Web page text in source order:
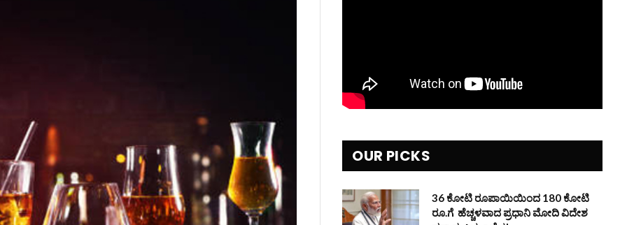
OUR PICKS
36 ಕೋಟಿ ರೂಪಾಯಿಯಿಂದ 180 ಕೋಟಿ
ರೂ.ಗೆ ಹೆಚ್ಚಳವಾದ ಪ್ರಧಾನಿ ಮೋದಿ ವಿದೇಶ